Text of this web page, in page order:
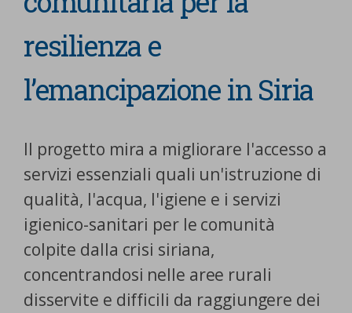
Contatti
Ufficio Stampa
Aziende e Fondazioni
Trasparenza
Lavora con noi
CERCACARRELLO
nostra cookies policy.
Cookie strettamente necessari
Cookie di Analisi
Cookie di terze parti
resilienza e
l’emancipazione in Siria
Il progetto mira a migliorare l'accesso a
servizi essenziali quali un'istruzione di
qualità, l'acqua, l'igiene e i servizi
igienico-sanitari per le comunità
colpite dalla crisi siriana,
concentrandosi nelle aree rurali
disservite e difficili da raggiungere dei